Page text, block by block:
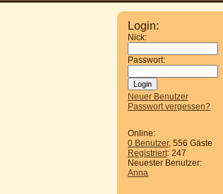
Login:
Nick:
Passwort:
Neuer Benutzer
Passwort vergessen?
Online:
0 Benutzer, 556 Gäste
Registriert: 247
Neuester Benutzer:
Anna